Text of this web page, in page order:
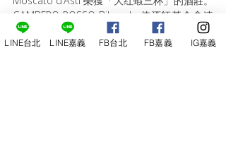
GAMBERO ROSSO Bibenda 侍酒師基金會連
續三年頒予最高評價五串葡萄，Slow Wine 慢
食協會也給予非常高的評價。VITAE 年鑑也連
LINE台北 LINE嘉義 FB台北 FB嘉義 IG嘉義